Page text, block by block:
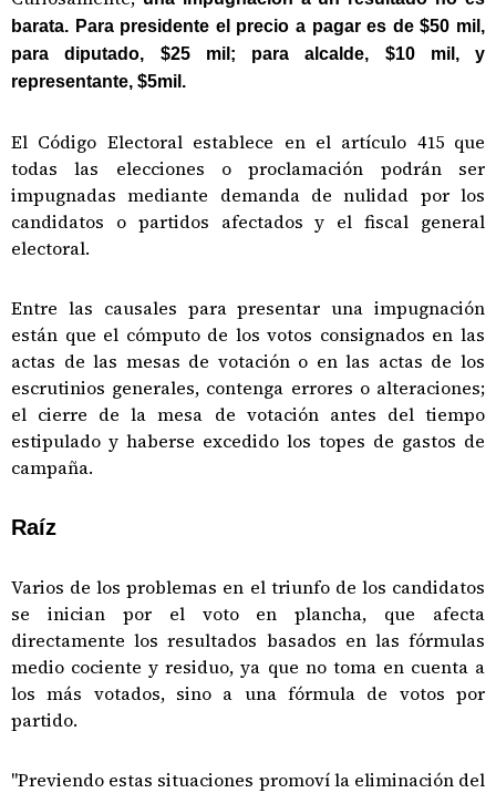
barata. Para presidente el precio a pagar es de $50 mil,
para diputado, $25 mil; para alcalde, $10 mil, y
representante, $5mil.
El Código Electoral establece en el artículo 415 que
todas las elecciones o proclamación podrán ser
impugnadas mediante demanda de nulidad por los
candidatos o partidos afectados y el fiscal general
electoral.
Entre las causales para presentar una impugnación
están que el cómputo de los votos consignados en las
actas de las mesas de votación o en las actas de los
escrutinios generales, contenga errores o alteraciones;
el cierre de la mesa de votación antes del tiempo
estipulado y haberse excedido los topes de gastos de
campaña.
Raíz
Varios de los problemas en el triunfo de los candidatos
se inician por el voto en plancha, que afecta
directamente los resultados basados en las fórmulas
medio cociente y residuo, ya que no toma en cuenta a
los más votados, sino a una fórmula de votos por
partido.
"Previendo estas situaciones promoví la eliminación del